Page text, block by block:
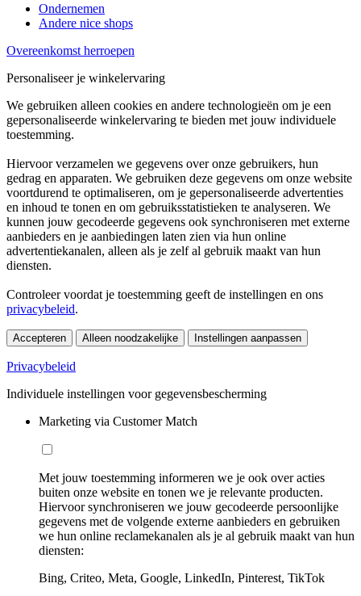
Ondernemen
Andere nice shops
Overeenkomst herroepen
Personaliseer je winkelervaring
We gebruiken alleen cookies en andere technologieën om je een
gepersonaliseerde winkelervaring te bieden met jouw individuele
toestemming.
Hiervoor verzamelen we gegevens over onze gebruikers, hun
gedrag en apparaten. We gebruiken deze gegevens om onze website
voortdurend te optimaliseren, om je gepersonaliseerde advertenties
en inhoud te tonen en om gebruiksstatistieken te analyseren. We
kunnen jouw gecodeerde gegevens ook synchroniseren met externe
aanbieders en je aanbiedingen laten zien via hun online
advertentiekanalen, alleen als je zelf al gebruik maakt van hun
diensten.
Controleer voordat je toestemming geeft de instellingen en ons
privacybeleid.
Accepteren Alleen noodzakelijke Instellingen aanpassen
Privacybeleid
Individuele instellingen voor gegevensbescherming
Marketing via Customer Match
Met jouw toestemming informeren we je ook over acties
buiten onze website en tonen we je relevante producten.
Hiervoor synchroniseren we jouw gecodeerde persoonlijke
gegevens met de volgende externe aanbieders en gebruiken
we hun online reclamekanalen als je al gebruik maakt van hun
diensten:
Bing, Criteo, Meta, Google, LinkedIn, Pinterest, TikTok